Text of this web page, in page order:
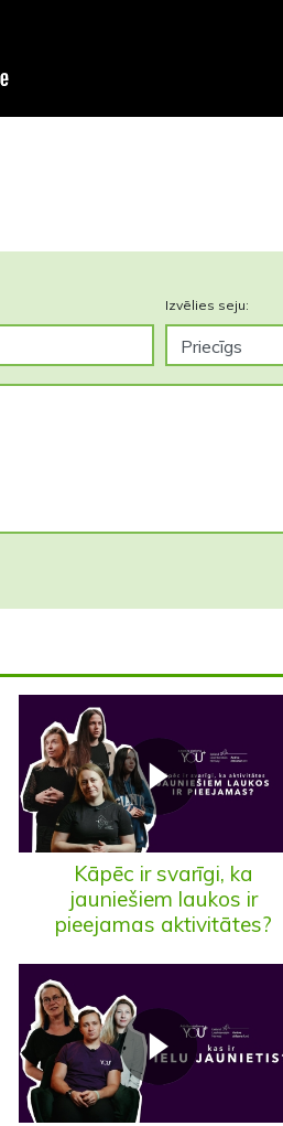
Izvēlies seju:
Kāpēc ir svarīgi, ka
jauniešiem laukos ir
pieejamas aktivitātes?